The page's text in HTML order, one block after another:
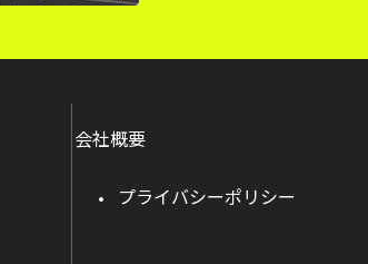
会社概要
プライバシーポリシー